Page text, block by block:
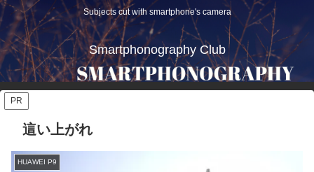
Subjects cut with smartphone's camera
Smartphonography Club
PR
這い上がれ
HUAWEI P9